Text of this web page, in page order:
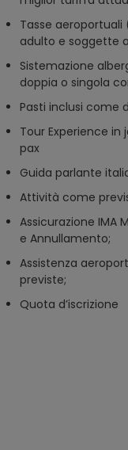
Tasse aeroportuali
adulto e soggette
Sistemazione
doppia o singola
Pasti inclusi come
Tour Experience
pax
Guida parlante
Attività come
Assicurazione IMA
e Annullamento;
Assistenza
previste;
Quota d’iscrizione